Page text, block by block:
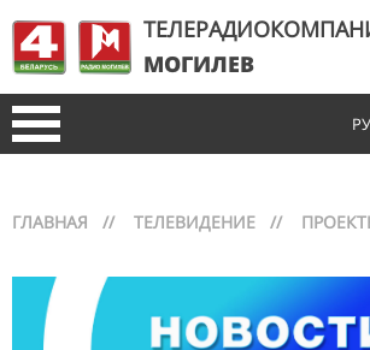
МОГИЛЕВ
ГЛАВНАЯ // ТЕЛЕВИДЕНИЕ //